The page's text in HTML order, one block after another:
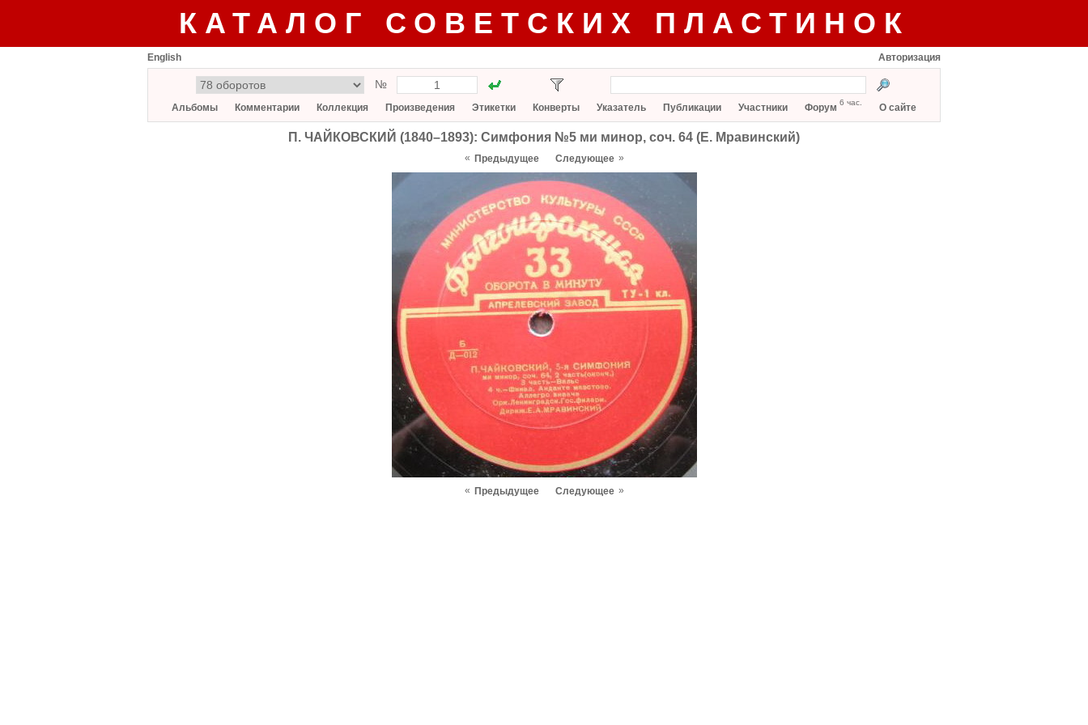
КАТАЛОГ СОВЕТСКИХ ПЛАСТИНОК
English Авторизация
№
Альбомы Комментарии Коллекция Произведения Этикетки Конверты Указатель Публикации Участники Форум 6 час. О сайте
П. ЧАЙКОВСКИЙ (1840–1893): Симфония №5 ми минор, соч. 64 (Е. Мравинский)
« Предыдущее Следующее »
« Предыдущее Следующее »